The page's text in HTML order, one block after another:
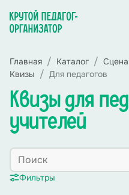
Главная Каталог
Квизы
Для педагогов
Квизы для
учителей
Фильтры